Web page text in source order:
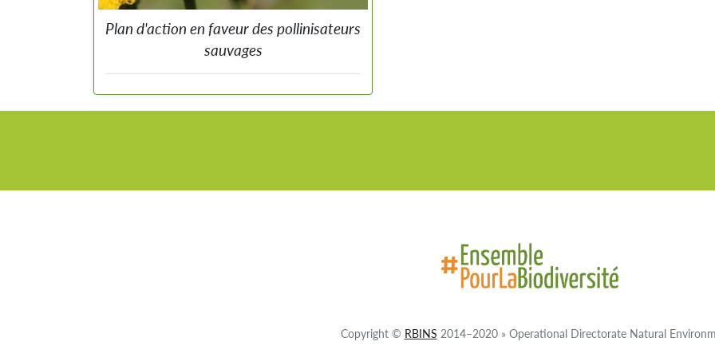
Plan d'action en faveur des pollinisateurs
sauvages
Pour assurer la préservation des pollinisateurs
sauvages, ainsi que le maintien des services
Copyright © RBINS 2014–2020 » Operational Directorate Natural